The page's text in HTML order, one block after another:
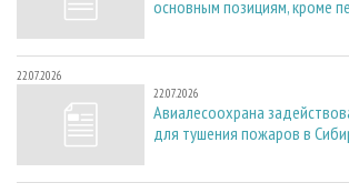
основным позициям, кроме
22.07.2026
22.07.2026
Авиалесоохрана
для тушения пожаров в